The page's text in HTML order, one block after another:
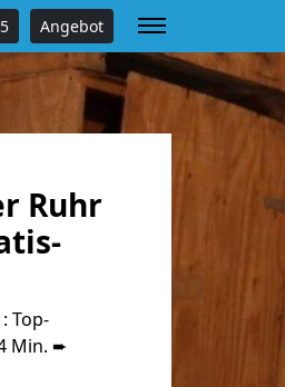
Angebot
Ruhr
Top-
Min. ➨